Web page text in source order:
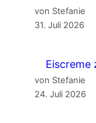
von Stefanie
31. Juli 2026
Eiscreme
von Stefanie
24. Juli 2026